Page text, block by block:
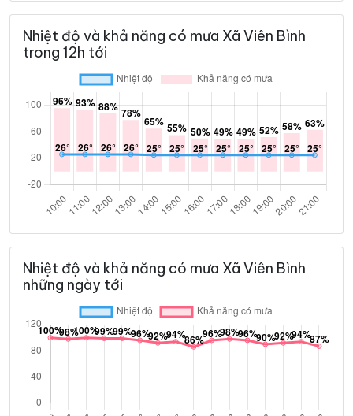
Nhiệt độ và khả năng có mưa Xã Viên Bình
trong 12h tới
Nhiệt độ và khả năng có mưa Xã Viên Bình
những ngày tới